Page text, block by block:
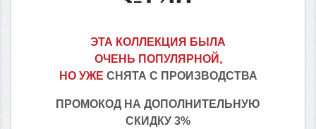
ЭТА КОЛЛЕКЦИЯ БЫЛА
ОЧЕНЬ ПОПУЛЯРНОЙ,
НО УЖЕ СНЯТА С ПРОИЗВОДСТВА
ПРОМОКОД НА ДОПОЛНИТЕЛЬНУЮ
СКИДКУ 3%